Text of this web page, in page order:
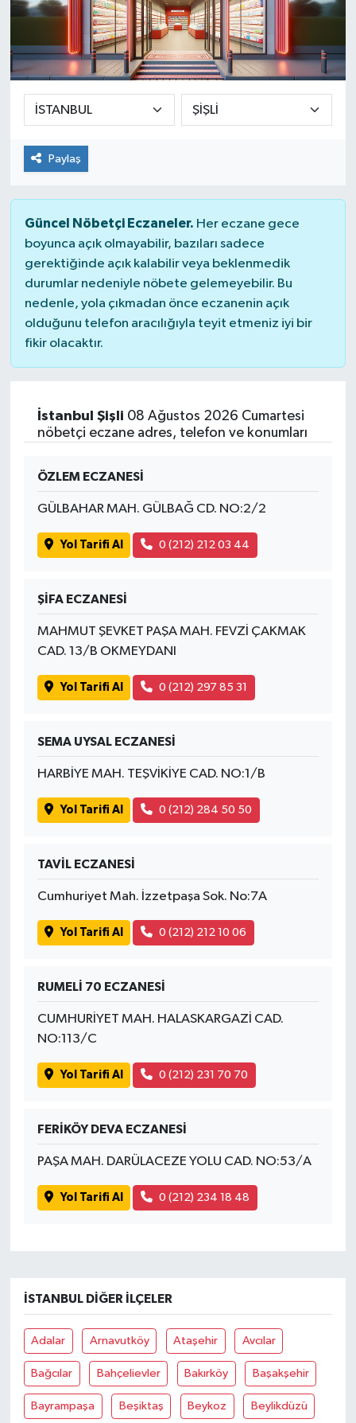
Paylaş
Güncel Nöbetçi Eczaneler. Her eczane gece
boyunca açık olmayabilir, bazıları sadece
gerektiğinde açık kalabilir veya beklenmedik
durumlar nedeniyle nöbete gelemeyebilir. Bu
nedenle, yola çıkmadan önce eczanenin açık
olduğunu telefon aracılığıyla teyit etmeniz iyi bir
fikir olacaktır.
İstanbul Şişli 08 Ağustos 2026 Cumartesi
nöbetçi eczane adres, telefon ve konumları
ÖZLEM ECZANESİ
GÜLBAHAR MAH. GÜLBAĞ CD. NO:2/2
Yol Tarifi Al 0 (212) 212 03 44
ŞİFA ECZANESİ
MAHMUT ŞEVKET PAŞA MAH. FEVZİ ÇAKMAK
CAD. 13/B OKMEYDANI
Yol Tarifi Al 0 (212) 297 85 31
SEMA UYSAL ECZANESİ
HARBİYE MAH. TEŞVİKİYE CAD. NO:1/B
Yol Tarifi Al 0 (212) 284 50 50
TAVİL ECZANESİ
Cumhuriyet Mah. İzzetpaşa Sok. No:7A
Yol Tarifi Al 0 (212) 212 10 06
RUMELİ 70 ECZANESİ
CUMHURİYET MAH. HALASKARGAZİ CAD.
NO:113/C
Yol Tarifi Al 0 (212) 231 70 70
FERİKÖY DEVA ECZANESİ
PAŞA MAH. DARÜLACEZE YOLU CAD. NO:53/A
Yol Tarifi Al 0 (212) 234 18 48
İSTANBUL DIĞER İLÇELER
Adalar Arnavutköy Ataşehir Avcılar
Bağcılar Bahçelievler Bakırköy Başakşehir
Bayrampaşa Beşiktaş Beykoz Beylikdüzü